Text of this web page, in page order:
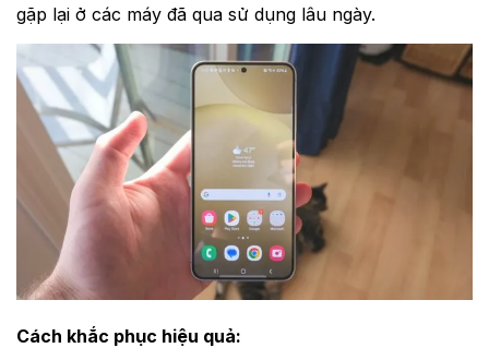
gặp lại ở các máy đã qua sử dụng lâu ngày.
Cách khắc phục hiệu quả: